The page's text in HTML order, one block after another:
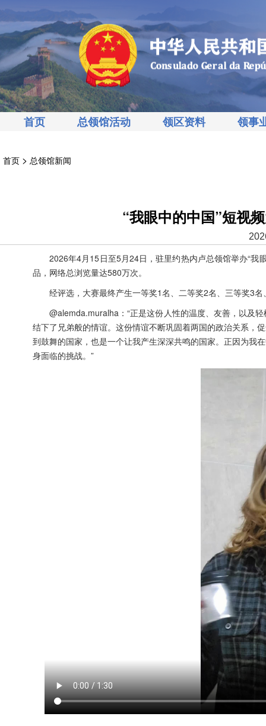
首页 总领馆活动 领区资料 领事
首页 > 总领馆新闻
“我眼中的中国”短视
2026年4月15日至5月24日，驻里约热内卢总领馆举办“我
品，网络总浏览量达580万次。
经评选，大赛最终产生一等奖1名、二等奖2名、三等奖3
@alemda.muralha：“正是这份人性的温度、友善，以及
结下了兄弟般的情谊。这份情谊不断巩固着两国的政治关系，
到鼓舞的国家，也是一个让我产生深深共鸣的国家。正因为我
身面临的挑战。”